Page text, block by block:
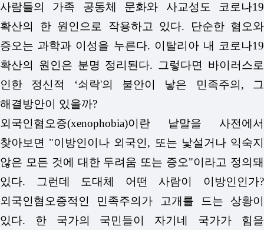
사람들의 가족 공동체 문화와 사교성도 코로나19
확산의 한 원인으로 작용하고 있다.
단순한 혐오와
증오는 과학과 이성을 누른다. 이탈리아 내 코로나19
확산의 원인은 분명 정리된다. 그렇다면 바이러스로
인한 정신적 ‘쇠락'의 불안이 낳은 민족주의, 그
해결방안이 있을까?
외국인혐오증(xenophobia)이란 낱말을 사전에서
찾아보면 "이방인이나 외국인, 또는 낯설거나 익숙지
않은 모든 것에 대한 두려움 또는 증오"이라고 정의돼
있다. 그런데 도대체 어떤 사람이 이방인인가?
외국인혐오증적인 민족주의가 고개를 드는 상황이
있다. 한 국가의 국민들이 자기네 국가가 힘을